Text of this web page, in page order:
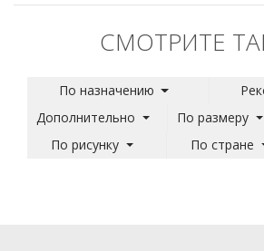
СМОТРИТЕ
По назначению
Дополнительно
По размеру
По рисунку
По стране